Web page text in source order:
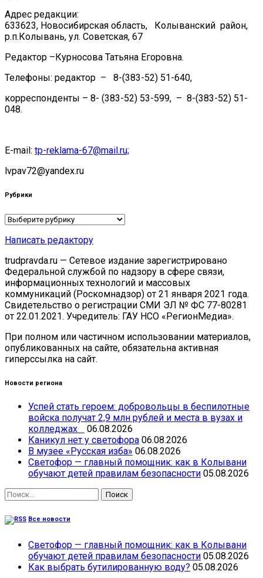
Адрес редакции:
633623, Новосибирская область, Колыванский район,
р.п.Колывань, ул. Советская, 67
Редактор –Курносова Татьяна Егоровна.
Телефоны: редактор – 8-(383-52) 51-640,
корреспонденты – 8- (383-52) 53-599, – 8-(383-52) 51-
048.
E-mail: tp-reklama-67@mail.ru;
lvpav72@yandex.ru
Рубрики
Рубрики
Написать редактору
trudpravda.ru — Сетевое издание зарегистрировано
Федеральной службой по надзору в сфере связи,
информационных технологий и массовых
коммуникаций (Роскомнадзор) от 21 января 2021 года.
Свидетельство о регистрации СМИ ЭЛ № ФС 77-80281
от 22.01.2021. Учредитель: ГАУ НСО «РегионМедиа».
При полном или частичном использовании материалов,
опубликованных на сайте, обязательна активная
гиперссылка на сайт.
Новости региона
Успей стать героем: добровольцы в беспилотные
войска получат 2,9 млн рублей и места в вузах и
колледжах
06.08.2026
Каникул нет у светофора 06.08.2026
В музее «Русская изба» 06.08.2026
Светофор — главный помощник: как в Колывани
обучают детей правилам безопасности 05.08.2026
Найти:
Все новости
Светофор — главный помощник: как в Колывани
обучают детей правилам безопасности 05.08.2026
Как выбрать бутилированную воду? 05.08.2026